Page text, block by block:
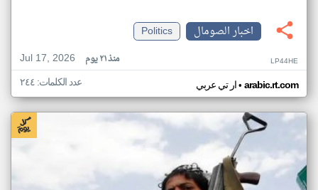
اخبار الصومال
Politics
Jul 17, 2026
منذ ٢١ يوم LP44HE
ار تي عربي• arabic.rt.com عدد الكلمات: ٢٤٤